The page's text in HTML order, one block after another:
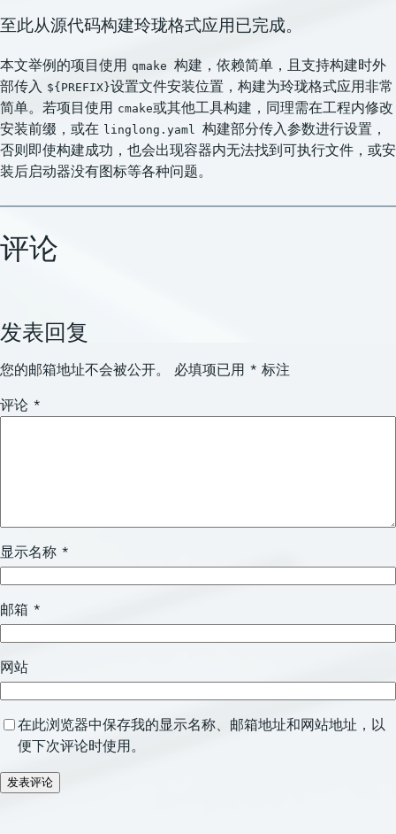
至此从源代码构建玲珑格式应用已完成。
本文举例的项目使用 qmake 构建，依赖简单，且支持构建时外
部传入 ${PREFIX}设置文件安装位置，构建为玲珑格式应用非常
简单。若项目使用 cmake或其他工具构建，同理需在工程内修改
安装前缀，或在 linglong.yaml 构建部分传入参数进行设置，
否则即使构建成功，也会出现容器内无法找到可执行文件，或安
装后启动器没有图标等各种问题。
评论
发表回复
您的邮箱地址不会被公开。 必填项已用 * 标注
评论 *
显示名称 *
邮箱 *
网站
在此浏览器中保存我的显示名称、邮箱地址和网站地址，以
便下次评论时使用。